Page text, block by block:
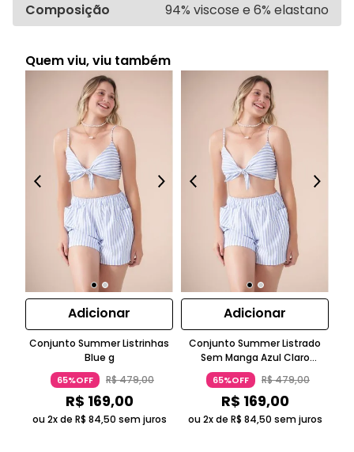
Composição 94% viscose e 6% elastano
Quem viu, viu também
Adicionar
Conjunto Summer Listrinhas
Blue g
65%OFF R$479,00
R$ 169,00
ou 2x de R$ 84,50 sem juros
Adicionar
Conjunto Summer Listrado
Sem Manga Azul Claro
Suntime
65%OFF R$479,00
R$ 169,00
ou 2x de R$ 84,50 sem juros